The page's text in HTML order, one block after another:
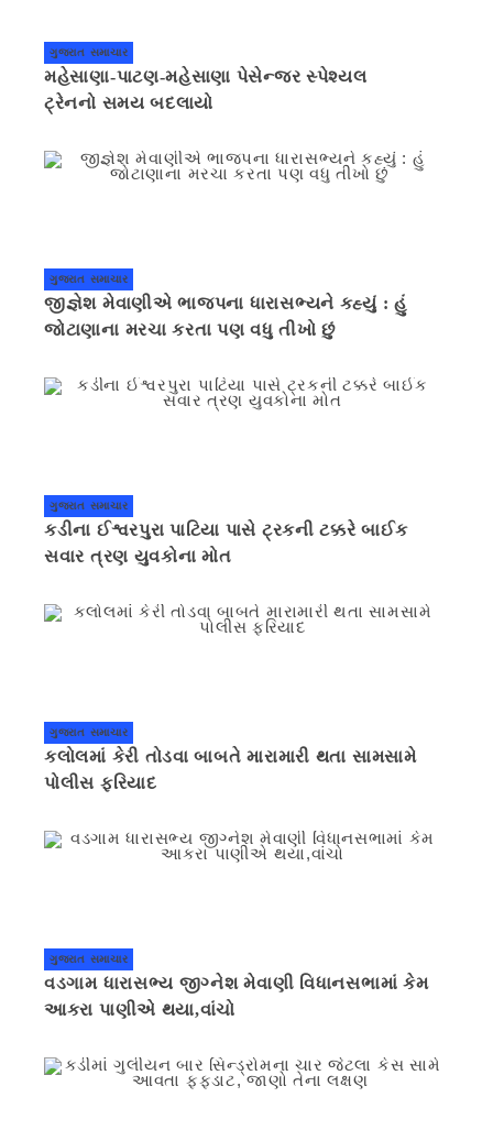
ગુજરાત સમાચાર
મહેસાણા-પાટણ-મહેસાણા પેસેન્જર સ્પેશ્યલ
ટ્રેનનો સમય બદલાયો
ગુજરાત સમાચાર
જીજ્ઞેશ મેવાણીએ ભાજપના ધારાસભ્યને કહ્યું : હું
જોટાણાના મરચા કરતા પણ વધુ તીખો છું
ગુજરાત સમાચાર
કડીના ઈશ્વરપુરા પાટિયા પાસે ટ્રકની ટક્કરે બાઈક
સવાર ત્રણ યુવકોના મોત
ગુજરાત સમાચાર
કલોલમાં કેરી તોડવા બાબતે મારામારી થતા સામસામે
પોલીસ ફરિયાદ
ગુજરાત સમાચાર
વડગામ ધારાસભ્ય જીગ્નેશ મેવાણી વિધાનસભામાં કેમ
આકરા પાણીએ થયા,વાંચો